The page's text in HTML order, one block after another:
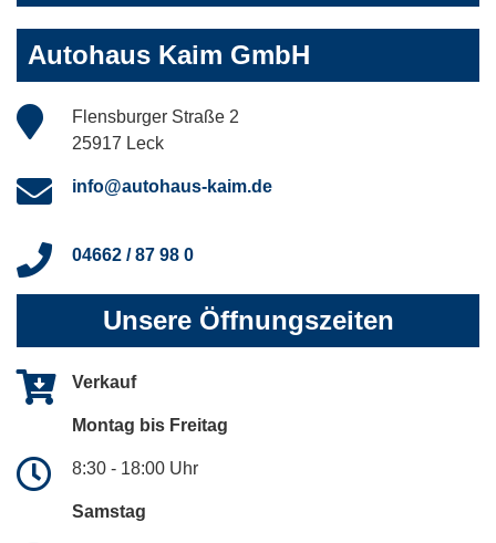
Autohaus Kaim GmbH
Flensburger Straße 2
25917 Leck
info@autohaus-kaim.de
04662 / 87 98 0
Unsere Öffnungszeiten
Verkauf
Montag bis Freitag
8:30 - 18:00 Uhr
Samstag